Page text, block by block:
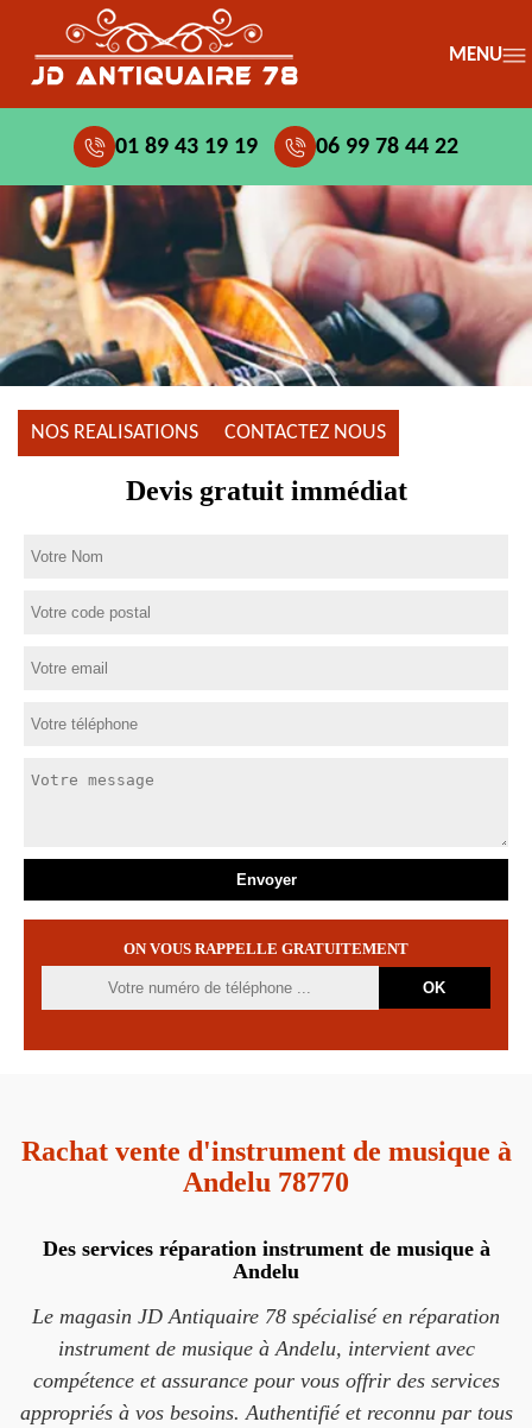
MENU
01 89 43 19 19 06 99 78 44 22
NOS REALISATIONS CONTACTEZ NOUS
Devis gratuit immédiat
ON VOUS RAPPELLE GRATUITEMENT
Rachat vente d'instrument de musique à
Andelu 78770
Des services réparation instrument de musique à
Andelu
Le magasin JD Antiquaire 78 spécialisé en réparation
instrument de musique à Andelu, intervient avec
compétence et assurance pour vous offrir des services
appropriés à vos besoins. Authentifié et reconnu par tous